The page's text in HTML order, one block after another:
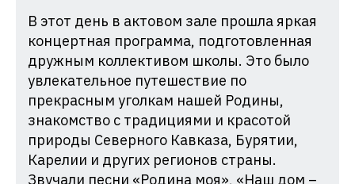
В этот день в актовом зале прошла яркая
концертная программа, подготовленная
дружным коллективом школы. Это было
увлекательное путешествие по
прекрасным уголкам нашей Родины,
знакомство с традициями и красотой
природы Северного Кавказа, Бурятии,
Карелии и других регионов страны.
Звучали песни «Родина моя», «Наш дом –